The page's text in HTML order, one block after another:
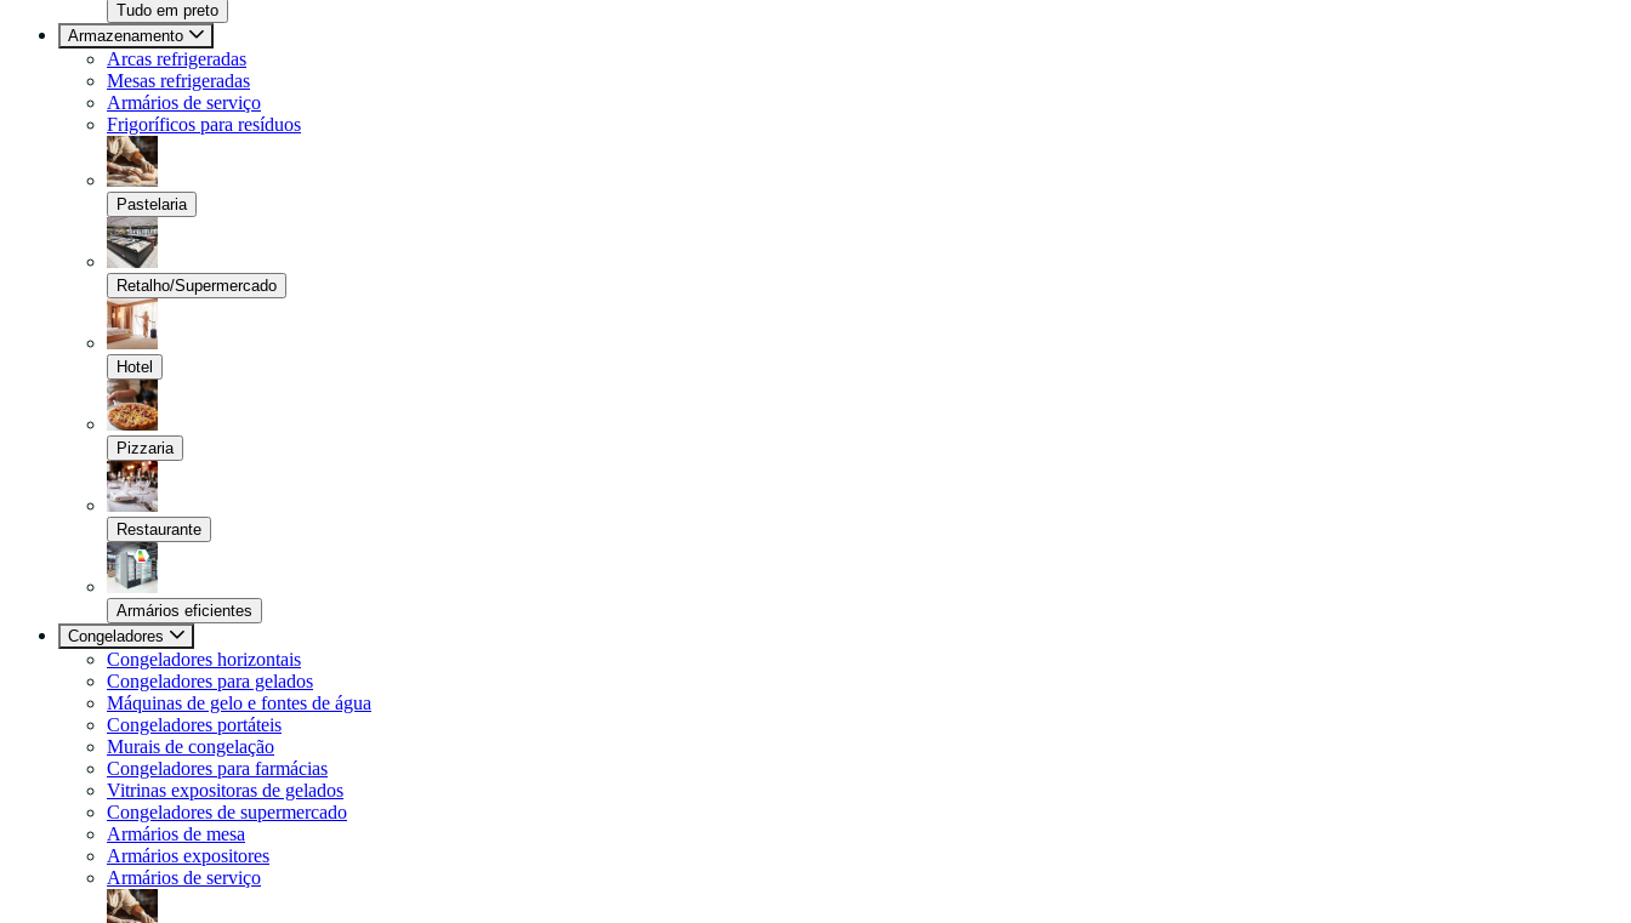
Tudo em preto
Armazenamento
Arcas refrigeradas
Mesas refrigeradas
Armários de serviço
Frigoríficos para resíduos
Pastelaria
Retalho/Supermercado
Hotel
Pizzaria
Restaurante
Armários eficientes
Congeladores
Congeladores horizontais
Congeladores para gelados
Máquinas de gelo e fontes de água
Congeladores portáteis
Murais de congelação
Congeladores para farmácias
Vitrinas expositoras de gelados
Congeladores de supermercado
Armários de mesa
Armários expositores
Armários de serviço